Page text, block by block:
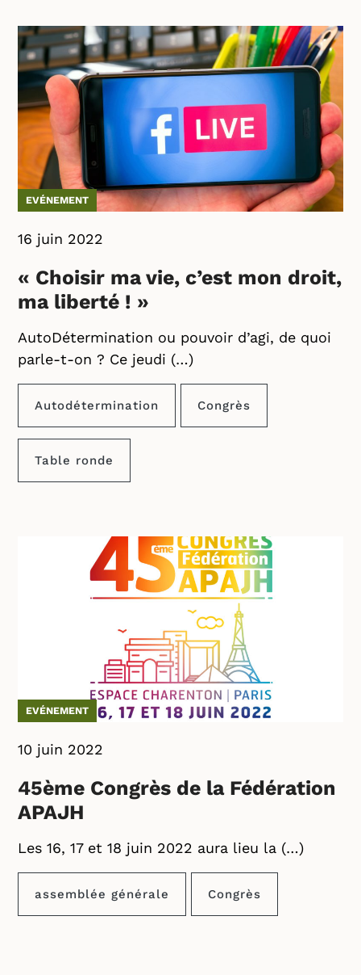
EVÉNEMENT
16 juin 2022
« Choisir ma vie, c’est mon droit,
ma liberté ! »
AutoDétermination ou pouvoir d’agi, de quoi
parle-t-on ? Ce jeudi (…)
Autodétermination Congrès
Table ronde
EVÉNEMENT
10 juin 2022
45ème Congrès de la Fédération
APAJH
Les 16, 17 et 18 juin 2022 aura lieu la (…)
assemblée générale Congrès